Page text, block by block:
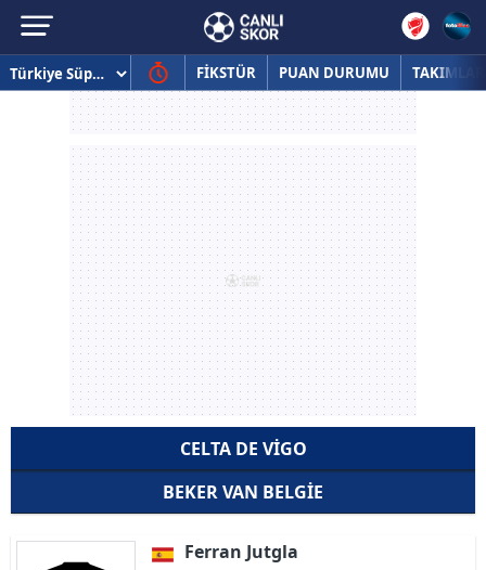
FİKSTÜR PUAN DURUMU TAKIMLAR
CELTA DE VIGO
BEKER VAN BELGIE
Ferran Jutgla